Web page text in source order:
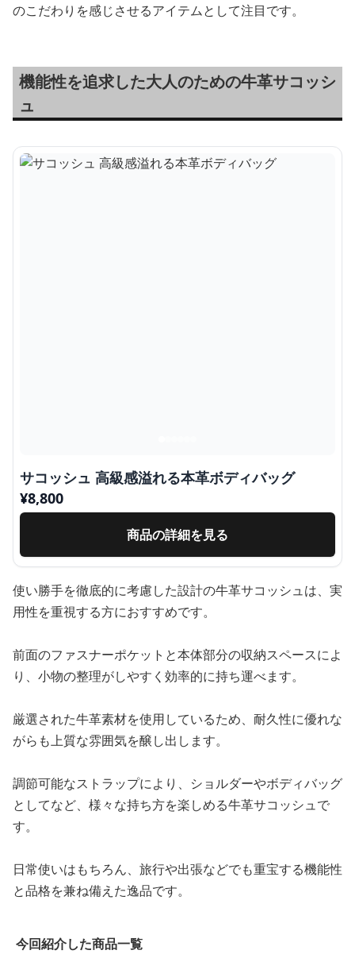
のこだわりを感じさせるアイテムとして注目です。
機能性を追求した大人のための牛革サコッシ
ュ
サコッシュ 高級感溢れる本革ボディバッグ
¥8,800
商品の詳細を見る
使い勝手を徹底的に考慮した設計の牛革サコッシュは、実
用性を重視する方におすすめです。
前面のファスナーポケットと本体部分の収納スペースによ
り、小物の整理がしやすく効率的に持ち運べます。
厳選された牛革素材を使用しているため、耐久性に優れな
がらも上質な雰囲気を醸し出します。
調節可能なストラップにより、ショルダーやボディバッグ
としてなど、様々な持ち方を楽しめる牛革サコッシュで
す。
日常使いはもちろん、旅行や出張などでも重宝する機能性
と品格を兼ね備えた逸品です。
今回紹介した商品一覧